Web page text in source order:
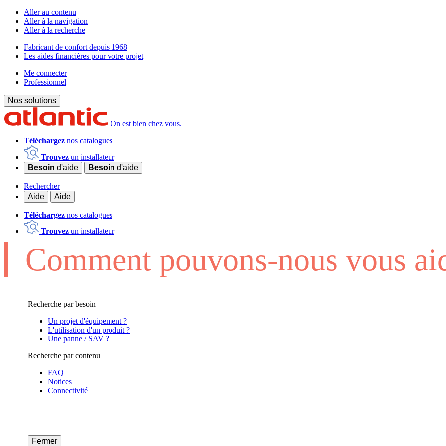
Aller au contenu
Aller à la navigation
Aller à la recherche
Fabricant de confort depuis 1968
Les aides financières pour votre projet
Me connecter
Professionnel
Nos solutions
On est bien chez vous.
Téléchargez nos catalogues
Trouvez un installateur
Besoin d'aide Besoin d'aide
Rechercher
Aide
Aide
Téléchargez nos catalogues
Trouvez un installateur
Comment pouvons-nous vous
Recherche par besoin
Un projet d'équipement ?
L'utilisation d'un produit ?
Une panne / SAV ?
Recherche par contenu
FAQ
Notices
Connectivité
Fermer